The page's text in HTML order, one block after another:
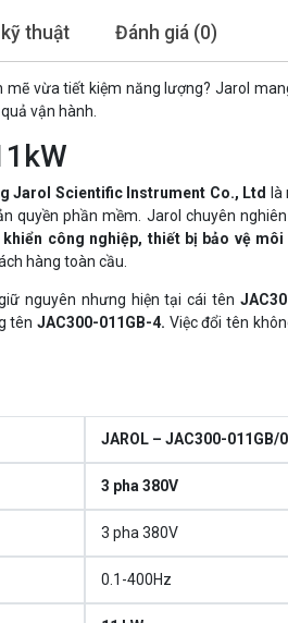
thuật Đánh giá (0)
mẽ vừa tiết kiệm năng lượng? Jarol
vận hành.
Jarol Scientific Instrument Co., Ltd
quyền phần mềm. Jarol chuyên
công nghiệp, thiết bị bảo vệ
hàng toàn cầu.
nguyên nhưng hiện tại cái tên
tênJAC300-011GB-4. Việc đổi tên
JAROL – JAC300-011GB/
3 pha 380V
3 pha 380V
0.1-400Hz